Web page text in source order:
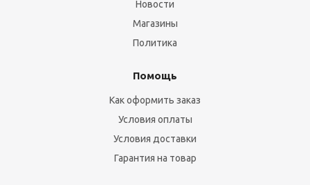
Новости
Магазины
Политика
Помощь
Как оформить заказ
Условия оплаты
Условия доставки
Гарантия на товар